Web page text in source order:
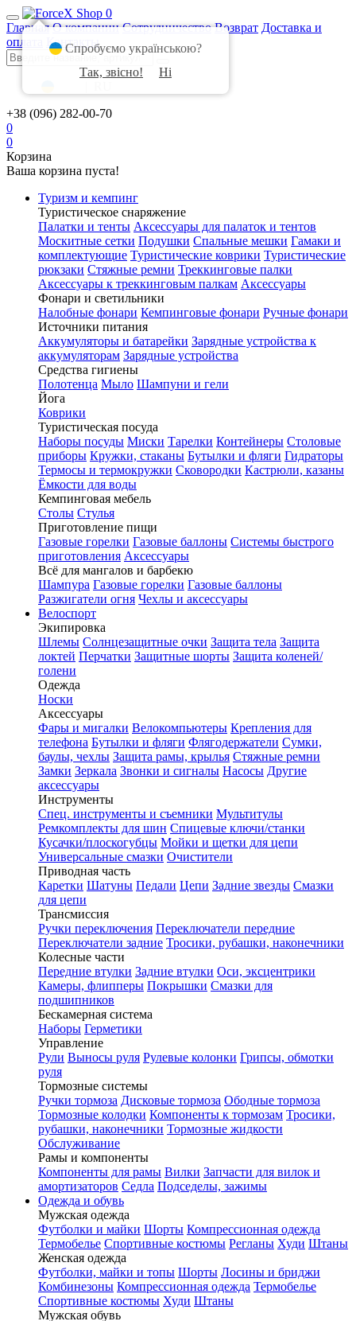
0
Главная О компании Сотрудничество Возврат Доставка и
оплата
Контакты
+38 (096) 282-00-70
0
0
Корзина
Ваша корзина пуста!
Туризм и кемпинг
Туристическое снаряжение
Палатки и тенты Аксессуары для палаток и тентов
Москитные сетки Подушки Спальные мешки Гамаки и
комплектующие Туристические коврики Туристические
рюкзаки Стяжные ремни Треккинговые палки
Аксессуары к треккинговым палкам Аксессуары
Фонари и светильники
Налобные фонари Кемпинговые фонари Ручные фонари
Источники питания
Аккумуляторы и батарейки Зарядные устройства к
аккумуляторам Зарядные устройства
Средства гигиены
Полотенца Мыло Шампуни и гели
Йога
Коврики
Туристическая посуда
Наборы посуды Миски Тарелки Контейнеры Столовые
приборы Кружки, стаканы Бутылки и фляги Гидраторы
Термосы и термокружки Сковородки Кастрюли, казаны
Ёмкости для воды
Кемпинговая мебель
Столы Стулья
Приготовление пищи
Газовые горелки Газовые баллоны Системы быстрого
приготовления Аксессуары
Всё для мангалов и барбекю
Шампура Газовые горелки Газовые баллоны
Разжигатели огня Чехлы и аксессуары
Велоспорт
Экипировка
Шлемы Солнцезащитные очки Защита тела Защита
локтей Перчатки Защитные шорты Защита коленей/
голени
Одежда
Носки
Аксессуары
Фары и мигалки Велокомпьютеры Крепления для
телефона Бутылки и фляги Флягодержатели Сумки,
баулы, чехлы Защита рамы, крылья Стяжные ремни
Замки Зеркала Звонки и сигналы Насосы Другие
аксессуары
Инструменты
Спец. инструменты и съемники Мультитулы
Ремкомплекты для шин Спицевые ключи/станки
Кусачки/плоскогубцы Мойки и щетки для цепи
Универсальные смазки Очистители
Приводная часть
Каретки Шатуны Педали Цепи Задние звезды Смазки
для цепи
Трансмиссия
Ручки переключения Переключатели передние
Переключатели задние Тросики, рубашки, наконечники
Колесные части
Передние втулки Задние втулки Оси, эксцентрики
Камеры, флипперы Покрышки Смазки для
подшипников
Бескамерная система
Наборы Герметики
Управление
Рули Выносы руля Рулевые колонки Грипсы, обмотки
руля
Тормозные системы
Ручки тормоза Дисковые тормоза Ободные тормоза
Тормозные колодки Компоненты к тормозам Тросики,
рубашки, наконечники Тормозные жидкости
Обслуживание
Рамы и компоненты
Компоненты для рамы Вилки Запчасти для вилок и
амортизаторов Седла Подседелы, зажимы
Одежда и обувь
Мужская одежда
Футболки и майки Шорты Компрессионная одежда
Термобелье Спортивные костюмы Регланы Худи Штаны
Женская одежда
Футболки, майки и топы Шорты Лосины и бриджи
Комбинезоны Компрессионная одежда Термобелье
Спортивные костюмы Худи Штаны
Мужская обувь
Спробуємо українською?
Так, звісно!
Ні